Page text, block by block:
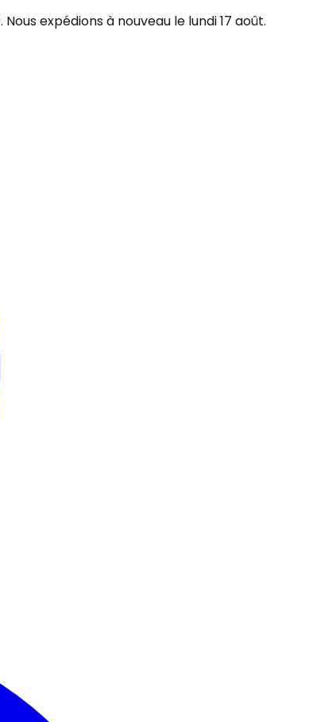
expédions à nouveau le lundi 17 août.